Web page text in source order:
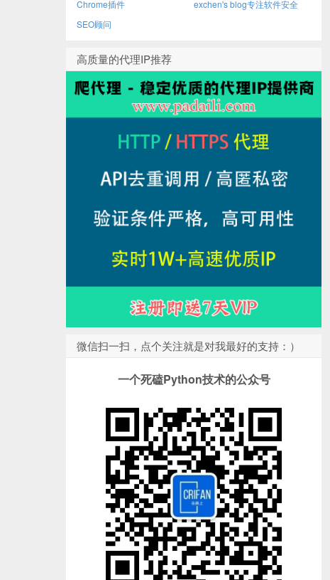
Chrome插件
exchen's blog专注软件安全
SEO顾问
高质量的代理IP推荐
微信扫一扫，点个关注就是对我最好的支持：）
一个死磕Python技术的公众号